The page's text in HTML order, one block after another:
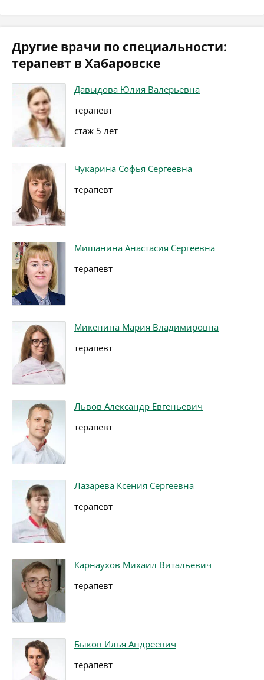
Другие врачи по специальности:
терапевт в Хабаровске
Давыдова Юлия Валерьевна
терапевт
стаж 5 лет
Чукарина Софья Сергеевна
терапевт
Мишанина Анастасия Сергеевна
терапевт
Микенина Мария Владимировна
терапевт
Львов Александр Евгеньевич
терапевт
Лазарева Ксения Сергеевна
терапевт
Карнаухов Михаил Витальевич
терапевт
Быков Илья Андреевич
терапевт